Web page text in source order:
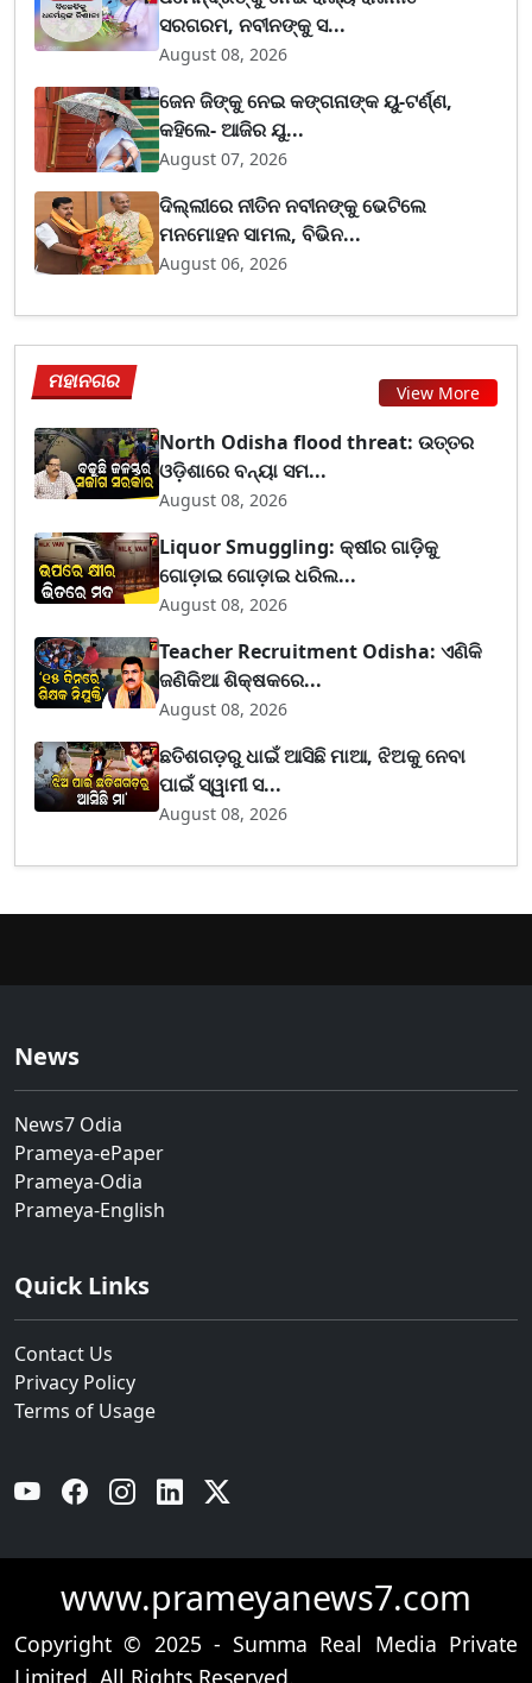
ସରଗରମ, ନବୀନଙ୍କୁ ସ...
August 08, 2026
ଜେନ ଜିଙ୍କୁ ନେଇ କଙ୍ଗନାଙ୍କ ୟୁ-ଟର୍ଣ୍ଣ,
କହିଲେ- ଆଜିର ଯୁ...
August 07, 2026
ଦିଲ୍ଲୀରେ ନୀତିନ ନବୀନଙ୍କୁ ଭେଟିଲେ
ମନମୋହନ ସାମଲ, ବିଭିନ...
August 06, 2026
ମହାନଗର View More
North Odisha flood threat: ଉତ୍ତର
ଓଡ଼ିଶାରେ ବନ୍ୟା ସମ...
August 08, 2026
Liquor Smuggling: କ୍ଷୀର ଗାଡ଼ିକୁ
ଗୋଡ଼ାଇ ଗୋଡ଼ାଇ ଧରିଲ...
August 08, 2026
Teacher Recruitment Odisha: ଏଣିକି
ଜଣିକିଆ ଶିକ୍ଷକରେ...
August 08, 2026
ଛତିଶଗଡ଼ରୁ ଧାଇଁ ଆସିଛି ମାଆ, ଝିଅକୁ ନେବା
ପାଇଁ ସ୍ୱାମୀ ସ...
August 08, 2026
News
News7 Odia
Prameya-ePaper
Prameya-Odia
Prameya-English
Quick Links
Contact Us
Privacy Policy
Terms of Usage
YouTube Facebook Instagram Linkedin
www.prameyanews7.com
Copyright © 2025 - Summa Real Media Private